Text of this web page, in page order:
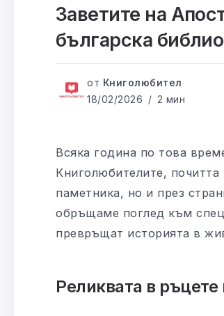
Заветите на
българска
от Книголюбител
18/02/2026
2 мин
Всяка година по това
Книголюбителите,
паметника, но и през
обръщаме поглед към
превръщат историята в
Реликвата в